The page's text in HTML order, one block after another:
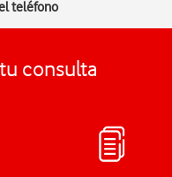
teléfono
consulta